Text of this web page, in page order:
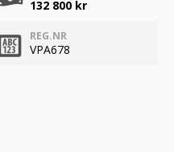
132 800 kr
REG.NR
VPA678